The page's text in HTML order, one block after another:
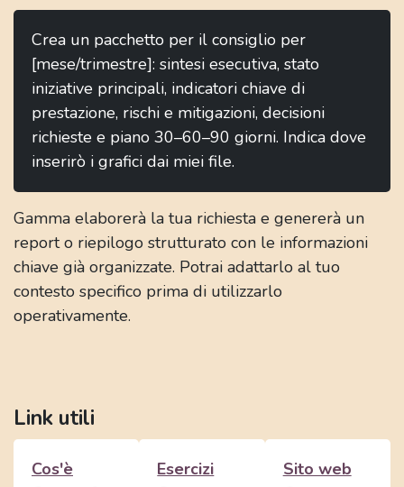
Crea un pacchetto per il consiglio per
[mese/trimestre]: sintesi esecutiva, stato
iniziative principali, indicatori chiave di
prestazione, rischi e mitigazioni, decisioni
richieste e piano 30–60–90 giorni. Indica dove
inserirò i grafici dai miei file.
Gamma elaborerà la tua richiesta e genererà un
report o riepilogo strutturato con le informazioni
chiave già organizzate. Potrai adattarlo al tuo
contesto specifico prima di utilizzarlo
operativamente.
Link utili
Cos'è
Esercizi
Sito web